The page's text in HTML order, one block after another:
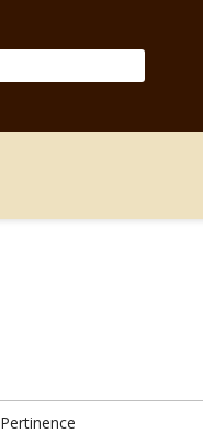
Pertinence